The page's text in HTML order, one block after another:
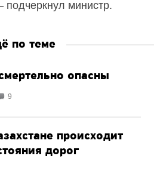
подчеркнул министр.
по теме
опасны
9
происходит
дорог